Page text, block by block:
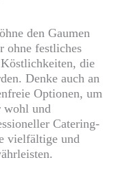
den Gaumen
ohne festliches
die
Denke auch an
Optionen, um
wohl und
Catering-
vielfältige und